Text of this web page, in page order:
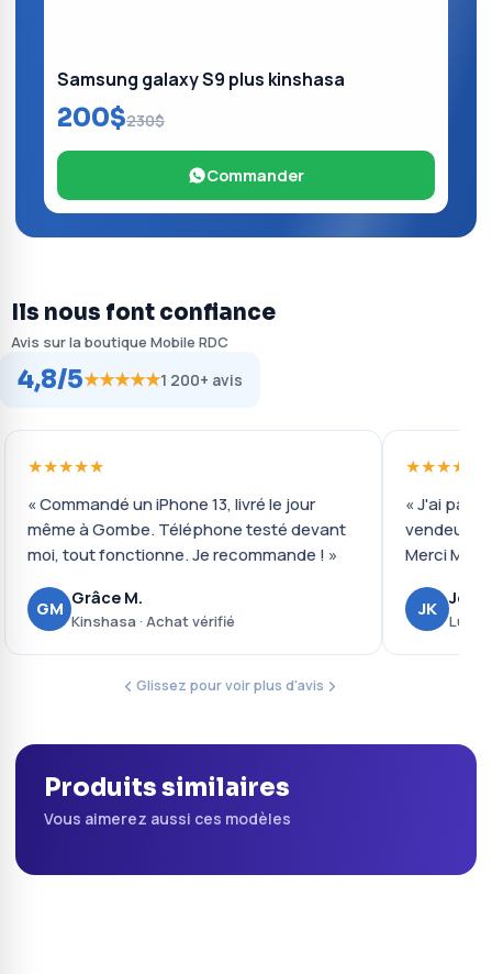
Samsung galaxy S9 plus kinshasa
200$230$
Commander
Ils nous font confiance
Avis sur la boutique Mobile RDC
4,8/5★★★★★1 200+ avis
★★★★★
« Commandé un iPhone 13, livré le jour
même à Gombe. Téléphone testé devant
moi, tout fonctionne. Je recommande ! »
GM Grâce M.
Kinshasa · Achat vérifié
★★★★★
« J'ai payé
vendeur
Merci
JK
Glissez pour voir plus d'avis
Produits similaires
Vous aimerez aussi ces modèles